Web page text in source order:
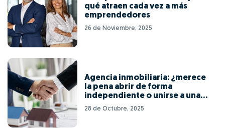
qué atraen cada vez a más
emprendedores
26 de Noviembre, 2025
Agencia inmobiliaria: ¿merece
la pena abrir de forma
independiente o unirse a una
red de franquicias?
28 de Octubre, 2025